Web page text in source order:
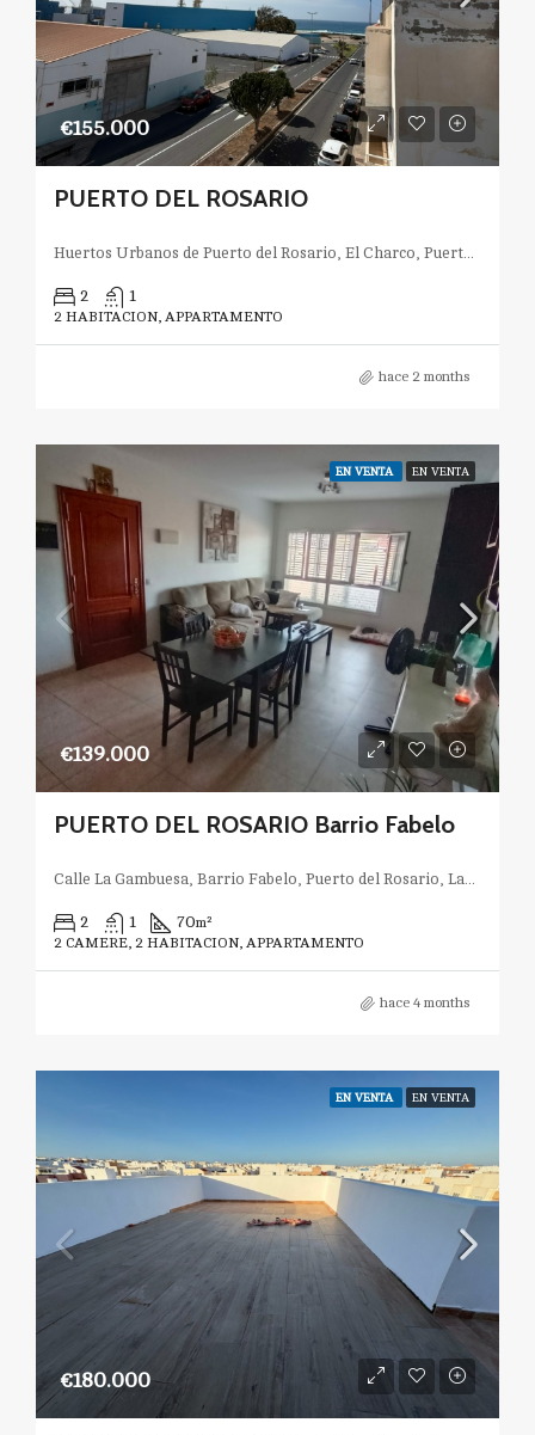
€155.000
PUERTO DEL ROSARIO
Huertos Urbanos de Puerto del Rosario, El Charco, Puerto del Rosario, Las Palmas, Canarias, España
2 1
2 HABITACION, APPARTAMENTO
hace 2 months
EN VENTA EN VENTA
€139.000
PUERTO DEL ROSARIO Barrio Fabelo
Calle La Gambuesa, Barrio Fabelo, Puerto del Rosario, Las Palmas, Canarias, 35611, España
2 1 70m²
2 CAMERE, 2 HABITACION, APPARTAMENTO
hace 4 months
EN VENTA EN VENTA
€180.000